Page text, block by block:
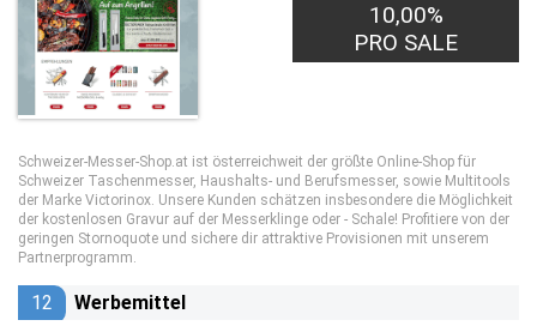
10,00%
PRO SALE
Schweizer-Messer-Shop.at ist österreichweit der größte Online-Shop für
Schweizer Taschenmesser, Haushalts- und Berufsmesser, sowie Multitools
der Marke Victorinox. Unsere Kunden schätzen insbesondere die Möglichkeit
der kostenlosen Gravur auf der Messerklinge oder - Schale! Profitiere von der
geringen Stornoquote und sichere dir attraktive Provisionen mit unserem
Partnerprogramm.
12 Werbemittel